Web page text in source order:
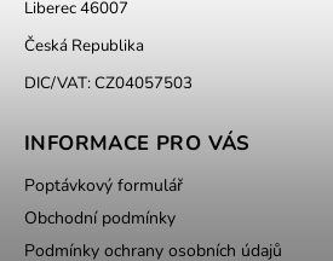
Liberec 46007
Česká Republika
DIC/VAT: CZ04057503
INFORMACE PRO VÁS
Poptávkový formulář
Obchodní podmínky
Podmínky ochrany osobních údajů